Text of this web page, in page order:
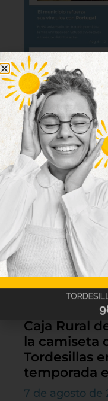
Lo
Caja Rural
la camiseta
Tordesillas
temporada
7 de agosto de